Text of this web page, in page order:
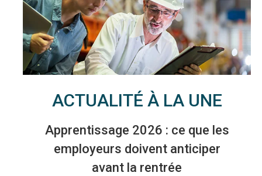
ACTUALITÉ À LA UNE
Apprentissage 2026 : ce que les
employeurs doivent anticiper
avant la rentrée